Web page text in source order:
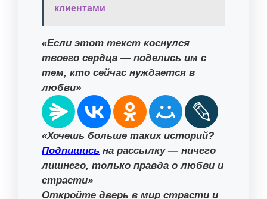
клиентами
«Если этот текст коснулся
твоего сердца — поделись им с
тем, кто сейчас нуждается в
любви»
«Хочешь больше таких историй?
Подпишись на рассылку — ничего
лишнего, только правда о любви и
страсти»
Откройте дверь в мир страсти и